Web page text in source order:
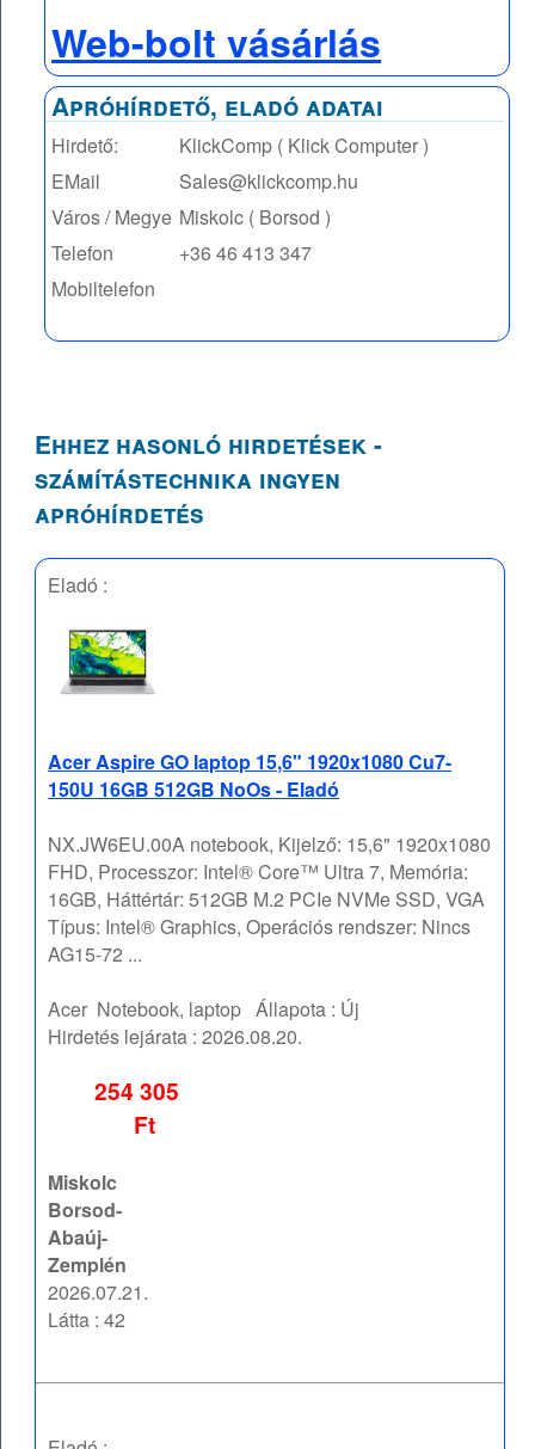
Web-bolt vásárlás
Apróhírdető, eladó adatai
Hirdető:
KlickComp ( Klick Computer )
EMail
Sales@klickcomp.hu
Város / Megye Miskolc ( Borsod )
Telefon
+36 46 413 347
Mobiltelefon
Ehhez hasonló hirdetések -
számítástechnika ingyen
apróhírdetés
Eladó :
Acer Aspire GO laptop 15,6" 1920x1080 Cu7-
150U 16GB 512GB NoOs - Eladó
NX.JW6EU.00A notebook, Kijelző: 15,6" 1920x1080
FHD, Processzor: Intel® Core™ Ultra 7, Memória:
16GB, Háttértár: 512GB M.2 PCIe NVMe SSD, VGA
Típus: Intel® Graphics, Operációs rendszer: Nincs
AG15-72 ...
Acer Notebook, laptop Állapota : Új
Hirdetés lejárata :2026.08.20.
254 305
Ft
Miskolc
Borsod-
Abaúj-
Zemplén
2026.07.21.
Látta : 42